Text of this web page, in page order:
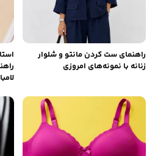
راهنمای ست کردن مانتو و شلوار
زنانه با نمونه‌های امروزی